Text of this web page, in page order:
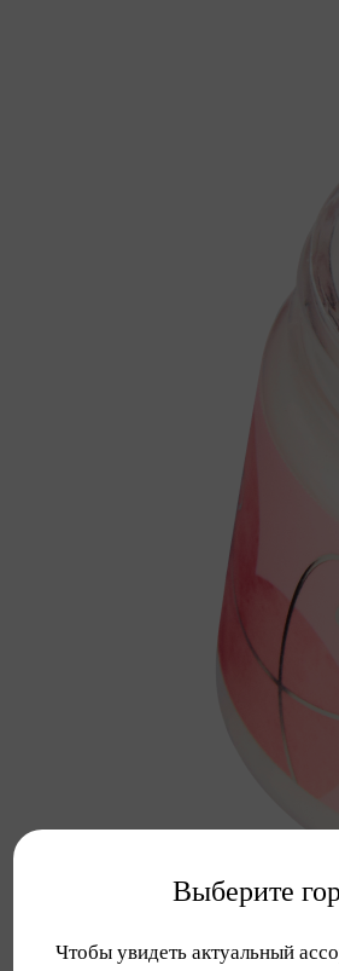
Выберите
Чтобы увидеть актуальный